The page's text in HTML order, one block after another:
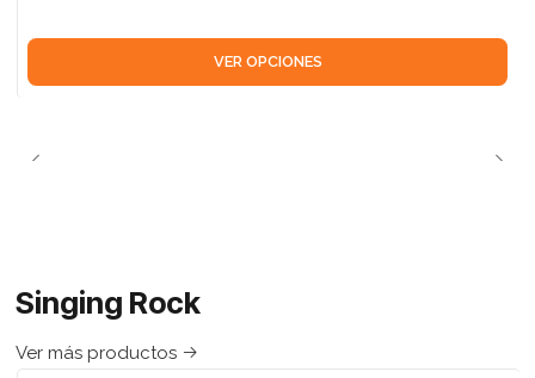
VER OPCIONES
Singing Rock
Ver más productos